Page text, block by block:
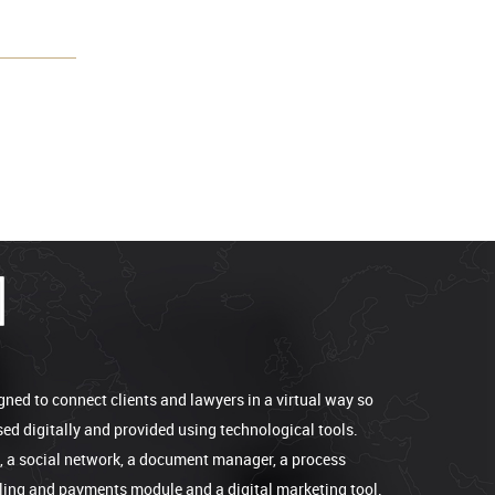
to connect clients and lawyers in a virtual way so
digitally and provided using technological tools.
social network, a document manager, a process
and payments module and a digital marketing tool.